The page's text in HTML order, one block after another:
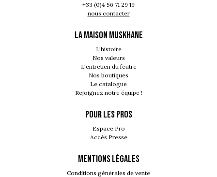
+33 (0)4 56 71 29 19
nous contacter
LA MAISON MUSKHANE
L'histoire
Nos valeurs
L'entretien du feutre
Nos boutiques
Le catalogue
Rejoignez notre équipe !
POUR LES PROS
Espace Pro
Accès Presse
MENTIONS LÉGALES
Conditions générales de vente